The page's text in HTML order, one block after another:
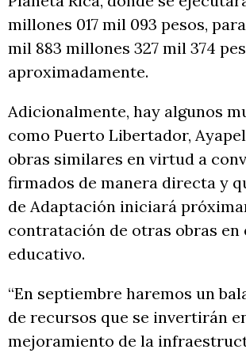
millones 017 mil 093 pesos,
mil 883 millones 327 mil 374
aproximadamente.
Adicionalmente, hay algunos
como Puerto Libertador,
obras similares en virtud a
firmados de manera directa y
de Adaptación iniciará
contratación de otras obras en
educativo.
“En septiembre haremos un
de recursos que se invertirán
mejoramiento de la